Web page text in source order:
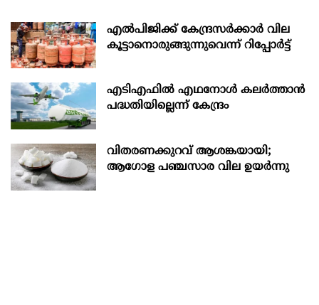
എല്‍പിജിക്ക് കേന്ദ്രസർക്കാർ വില
കൂട്ടാനൊരുങ്ങുന്നുവെന്ന് റിപ്പോർട്ട്
എടിഎഫില്‍ എഥനോള്‍ കലര്‍ത്താന്‍
പദ്ധതിയില്ലെന്ന് കേന്ദ്രം
വിതരണക്കുറവ് ആശങ്കയായി;
ആഗോള പഞ്ചസാര വില ഉയര്‍ന്നു